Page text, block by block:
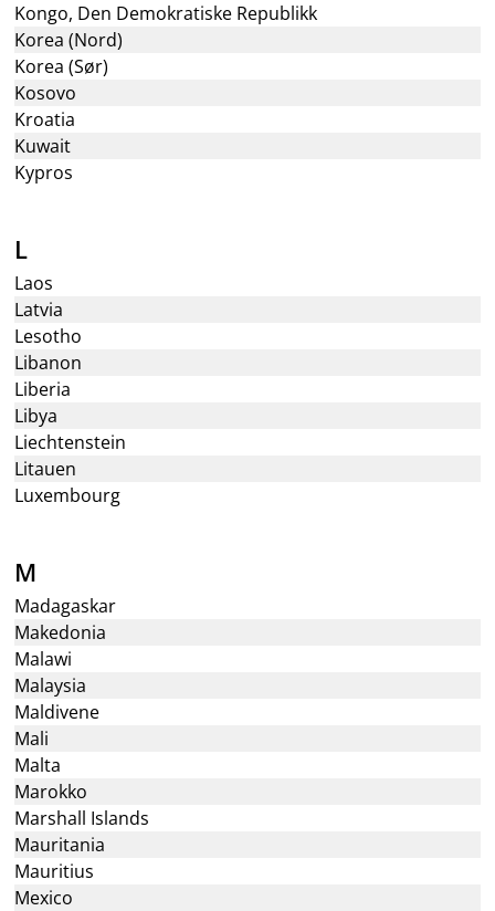
Kongo, Den Demokratiske Republikk
Korea (Nord)
Korea (Sør)
Kosovo
Kroatia
Kuwait
Kypros
L
Laos
Latvia
Lesotho
Libanon
Liberia
Libya
Liechtenstein
Litauen
Luxembourg
M
Madagaskar
Makedonia
Malawi
Malaysia
Maldivene
Mali
Malta
Marokko
Marshall Islands
Mauritania
Mauritius
Mexico